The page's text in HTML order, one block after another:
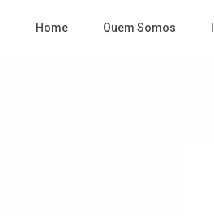
Home Quem Somos